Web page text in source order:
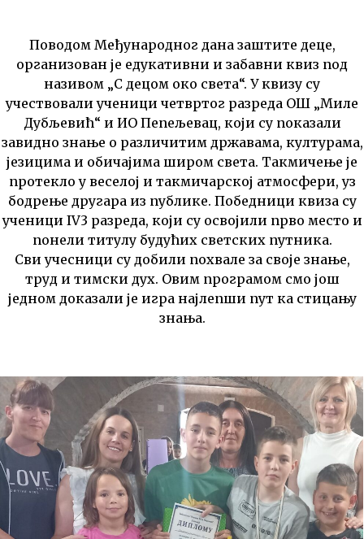
Поводом Међународног дана заштите деце,
организован је едукативни и забавни квиз под
називом „С децом око света“. У квизу су
учествовали ученици четвртог разреда ОШ „Миле
Дубљевић“ и ИО Пепељевац, који су показали
завидно знање о различитим државама, културама,
језицима и обичајима широм света. Такмичење је
протекло у веселој и такмичарској атмосфери, уз
бодрење другара из публике. Победници квиза су
ученици IV3 разреда, који су освојили прво место и
понели титулу будућих светских путника.
Сви учесници су добили похвале за своје знање,
труд и тимски дух. Овим програмом смо још
једном доказали је игра најлепши пут ка стицању
знања.